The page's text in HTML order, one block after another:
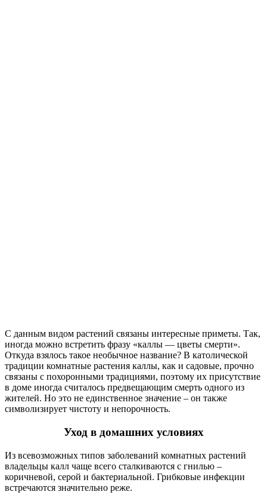
С данным видом растений связаны интересные приметы. Так,
иногда можно встретить фразу «каллы — цветы смерти».
Откуда взялось такое необычное название? В католической
традиции комнатные растения каллы, как и садовые, прочно
связаны с похоронными традициями, поэтому их присутствие
в доме иногда считалось предвещающим смерть одного из
жителей. Но это не единственное значение – он также
символизирует чистоту и непорочность.
Уход в домашних условиях
Из всевозможных типов заболеваний комнатных растений
владельцы калл чаще всего сталкиваются с гнилью –
коричневой, серой и бактериальной. Грибковые инфекции
встречаются значительно реже.